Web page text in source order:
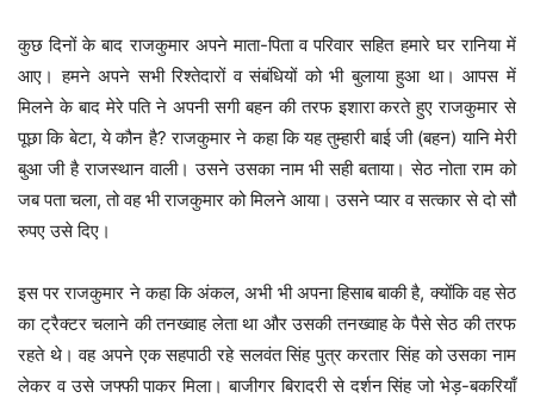
कुछ दिनों के बाद राजकुमार अपने माता-पिता व परिवार सहित हमारे घर रानिया में
आए। हमने अपने सभी रिश्तेदारों व संबंधियों को भी बुलाया हुआ था। आपस में
मिलने के बाद मेरे पति ने अपनी सगी बहन की तरफ इशारा करते हुए राजकुमार से
पूछा कि बेटा, ये कौन है? राजकुमार ने कहा कि यह तुम्हारी बाई जी (बहन) यानि मेरी
बुआ जी है राजस्थान वाली। उसने उसका नाम भी सही बताया। सेठ नोता राम को
जब पता चला, तो वह भी राजकुमार को मिलने आया। उसने प्यार व सत्कार से दो सौ
रुपए उसे दिए।
इस पर राजकुमार ने कहा कि अंकल, अभी भी अपना हिसाब बाकी है, क्योंकि वह सेठ
का ट्रैक्टर चलाने की तनख्वाह लेता था और उसकी तनख्वाह के पैसे सेठ की तरफ
रहते थे। वह अपने एक सहपाठी रहे सलवंत सिंह पुत्र करतार सिंह को उसका नाम
लेकर व उसे जफ्फी पाकर मिला। बाजीगर बिरादरी से दर्शन सिंह जो भेड़-बकरियाँ